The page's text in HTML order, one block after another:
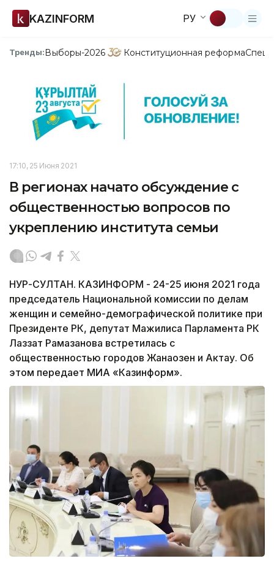
KAZINFORM РУ
Тренды:Выборы-2026 Конституционная реформа
17:10, 25 Июня 2021
В регионах начато обсуждение с
общественностью вопросов по
укреплению института семьи
НУР-СУЛТАН. КАЗИНФОРМ - 24-25 июня 2021 года
председатель Национальной комиссии по делам
женщин и семейно-демографической политике при
Президенте РК, депутат Мажилиса Парламента РК
Лаззат Рамазанова встретилась с
общественностью городов Жанаозен и Актау. Об
этом передает МИА «Казинформ».